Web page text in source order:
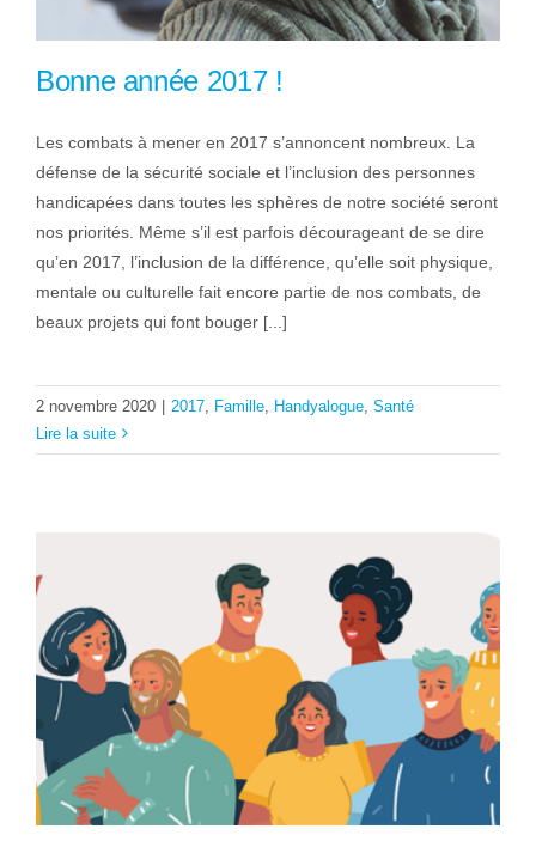
Bonne année 2017 !
Les combats à mener en 2017 s’annoncent nombreux. La
défense de la sécurité sociale et l’inclusion des personnes
handicapées dans toutes les sphères de notre société seront
nos priorités. Même s’il est parfois décourageant de se dire
qu’en 2017, l’inclusion de la différence, qu’elle soit physique,
mentale ou culturelle fait encore partie de nos combats, de
beaux projets qui font bouger [...]
2 novembre 2020 | 2017 Famille Handyalogue Santé
Lire la suite